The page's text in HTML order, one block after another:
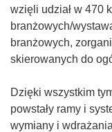
n
o
w
y
o
k
n
wzięli udział w 470
branżowych/
branżowych,
skierowanych do
Dzięki wszystkim
powstały ramy i
wymiany i